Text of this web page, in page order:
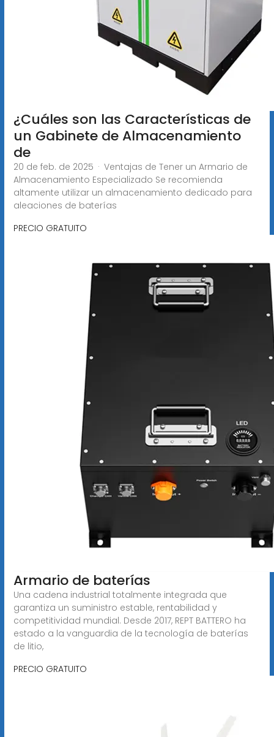
¿Cuáles son las Características de
un Gabinete de Almacenamiento
de
20 de feb. de 2025 · Ventajas de Tener un Armario de
Almacenamiento Especializado Se recomienda
altamente utilizar un almacenamiento dedicado para
aleaciones de baterías
PRECIO GRATUITO
Armario de baterías
Una cadena industrial totalmente integrada que
garantiza un suministro estable, rentabilidad y
competitividad mundial. Desde 2017, REPT BATTERO ha
estado a la vanguardia de la tecnología de baterías
de litio,
PRECIO GRATUITO